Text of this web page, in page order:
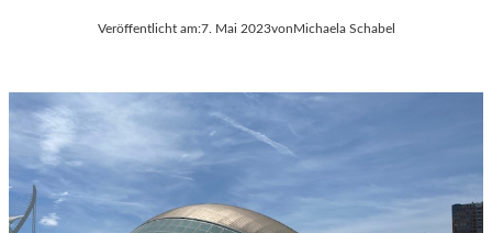
Veröffentlicht am:7. Mai 2023vonMichaela Schabel